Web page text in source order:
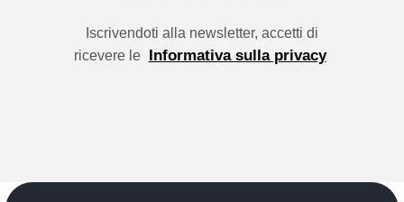
Iscrivendoti alla newsletter, accetti di
ricevere le Informativa sulla privacy